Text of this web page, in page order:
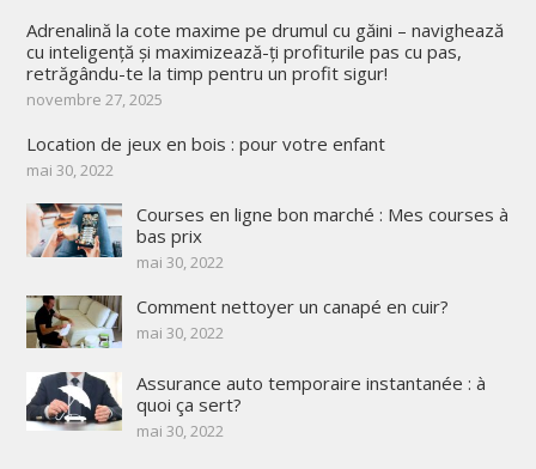
Adrenalină la cote maxime pe drumul cu găini – navighează
cu inteligență și maximizează-ți profiturile pas cu pas,
retrăgându-te la timp pentru un profit sigur!
novembre 27, 2025
Location de jeux en bois : pour votre enfant
mai 30, 2022
Courses en ligne bon marché : Mes courses à
bas prix
mai 30, 2022
Comment nettoyer un canapé en cuir?
mai 30, 2022
Assurance auto temporaire instantanée : à
quoi ça sert?
mai 30, 2022